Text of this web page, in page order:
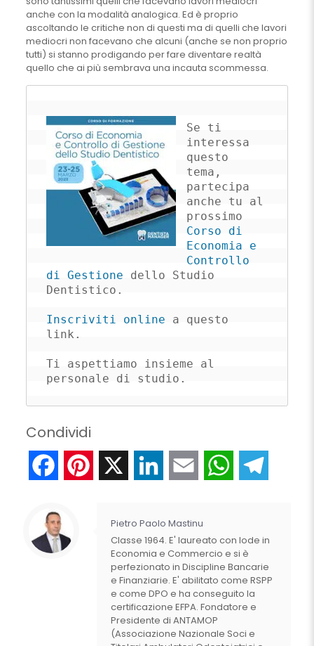
anche con la modalità analogica. Ed è proprio
ascoltando le critiche non di questi ma di quelli che lavori
mediocri non facevano che alcuni (anche se non proprio
tutti) si stanno prodigando per fare diventare realtà
quello che ai più sembrava una incauta scommessa.
Se ti
interessa
questo
tema,
partecipa
anche tu al
Corso di
Economia e
Controllo
di Gestione dello Studio
Dentistico.
Inscriviti online a questo
link.
Ti aspettiamo insieme al
personale di studio.
Condividi
FacebookPinterest LinkedIn Email WhatsApp
Pietro Paolo Mastinu
Classe 1964. E' laureato con lode in
Economia e Commercio e si è
perfezionato in Discipline Bancarie
e Finanziarie. E' abilitato come RSPP
e come DPO e ha conseguito la
certificazione EFPA. Fondatore e
Presidente di ANTAMOP
(Associazione Nazionale Soci e